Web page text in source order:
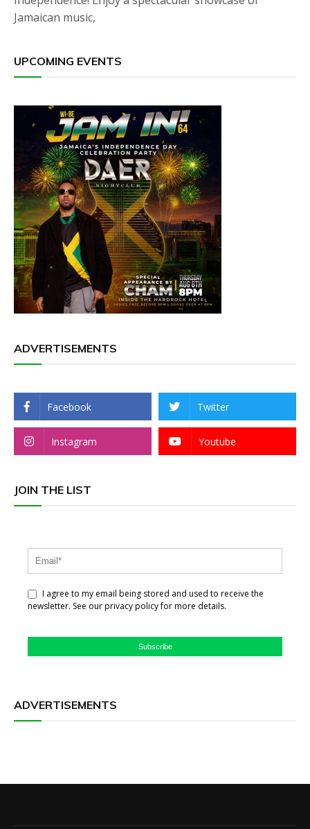
Jamaican music,
UPCOMING EVENTS
ADVERTISEMENTS
Facebook Twitter
Instagram Youtube
JOIN THE LIST
I agree to my email being stored and used to receive the
newsletter. See our privacy policy for more details.
Subscribe
ADVERTISEMENTS